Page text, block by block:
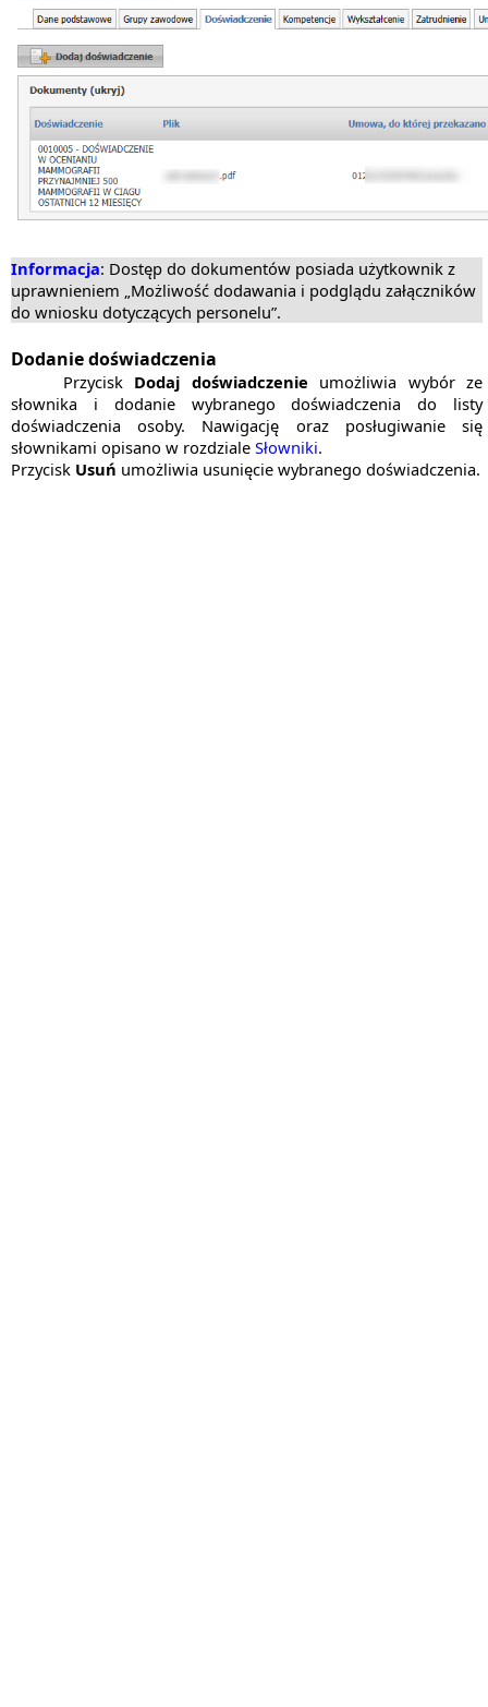
Informacja: Dostęp do dokumentów posiada użytkownik z
uprawnieniem „Możliwość dodawania i podglądu załączników
do wniosku dotyczących personelu”.
Dodanie doświadczenia
Przycisk Dodaj doświadczenie umożliwia wybór ze
słownika i dodanie wybranego doświadczenia do listy
doświadczenia osoby. Nawigację oraz posługiwanie się
słownikami opisano w rozdziale Słowniki.
Przycisk Usuń umożliwia usunięcie wybranego doświadczenia.